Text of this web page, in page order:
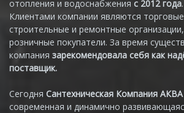
отопления и водоснабжения с 2012 года.
Клиентами компании являются
строительные и ремонтные организации,
розничные покупатели. За время
компания зарекомендовала себя как
поставщик.
Сегодня Сантехническая Компания АКВА
современная и динамично